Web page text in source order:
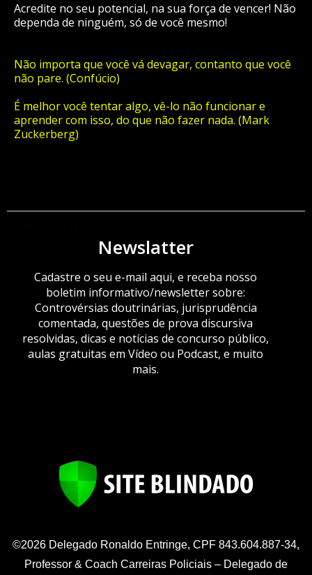
Acredite no seu potencial, na sua força de vencer! Não
dependa de ninguém, só de você mesmo!
Não importa que você vá devagar, contanto que você
não pare. (Confúcio)
É melhor você tentar algo, vê-lo não funcionar e
aprender com isso, do que não fazer nada. (Mark
Zuckerberg)
Newslatter
Cadastre o seu e-mail aqui, e receba nosso
boletim informativo/newsletter sobre:
Controvérsias doutrinárias, jurisprudência
comentada, questões de prova discursiva
resolvidas, dicas e notícias de concurso público,
aulas gratuitas em Vídeo ou Podcast, e muito
mais.
©2026 Delegado Ronaldo Entringe, CPF 843.604.887-34,
Professor & Coach Carreiras Policiais – Delegado de